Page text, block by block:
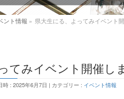
ント情報 » 県大生にる、よってみイベント
てみイベント開催し
時 : 2025年6月7日 カテゴリー : イベント情報